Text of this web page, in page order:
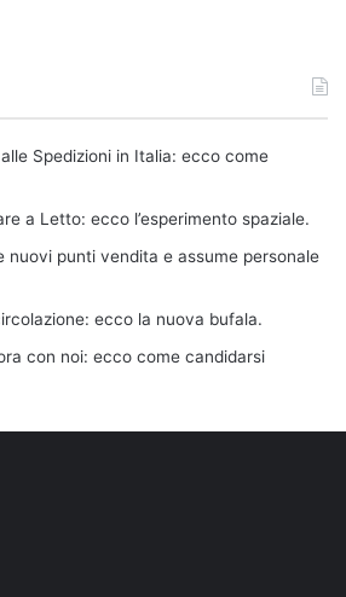
Spedizioni in Italia: ecco come
a Letto: ecco l’esperimento spaziale.
nuovi punti vendita e assume personale
ecco la nuova bufala.
con noi: ecco come candidarsi